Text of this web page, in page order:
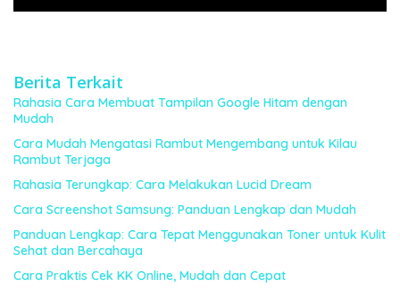
Berita Terkait
Rahasia Cara Membuat Tampilan Google Hitam dengan
Mudah
Cara Mudah Mengatasi Rambut Mengembang untuk Kilau
Rambut Terjaga
Rahasia Terungkap: Cara Melakukan Lucid Dream
Cara Screenshot Samsung: Panduan Lengkap dan Mudah
Panduan Lengkap: Cara Tepat Menggunakan Toner untuk Kulit
Sehat dan Bercahaya
Cara Praktis Cek KK Online, Mudah dan Cepat